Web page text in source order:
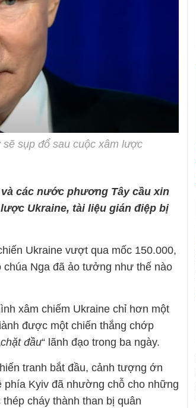
sụp đổ sau cuộc xâm lược
các nước phương Tây cầu xin
Ukraine, tài liệu gián điệp bị
Ukraine vượt qua mốc 150.000,
Nga đã ảo tưởng như thế nào
xâm chiếm Ukraine chỉ hơn một
được một chiến thắng chớp
chặt đầu“ lãnh đạo trong ba ngày.
tranh bắt đầu, cảnh tượng ớn
Kyiv đã nhường chỗ cho những
cháy thành than bị quân